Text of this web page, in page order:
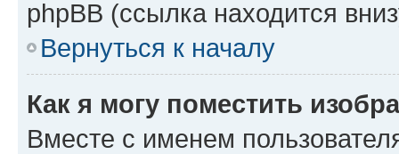
phpBB (ссылка находится
Вернуться к началу
Как я могу поместить
Вместе с именем